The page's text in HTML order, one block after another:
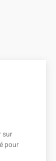
sur
pour